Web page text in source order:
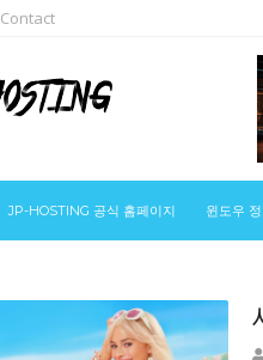
Contact
JP-HOSTING 공식 홈페이지 윈도우